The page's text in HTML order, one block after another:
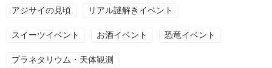
アジサイの見頃 リアル謎解きイベント
スイーツイベント お酒イベント 恐竜イベント
プラネタリウム・天体観測